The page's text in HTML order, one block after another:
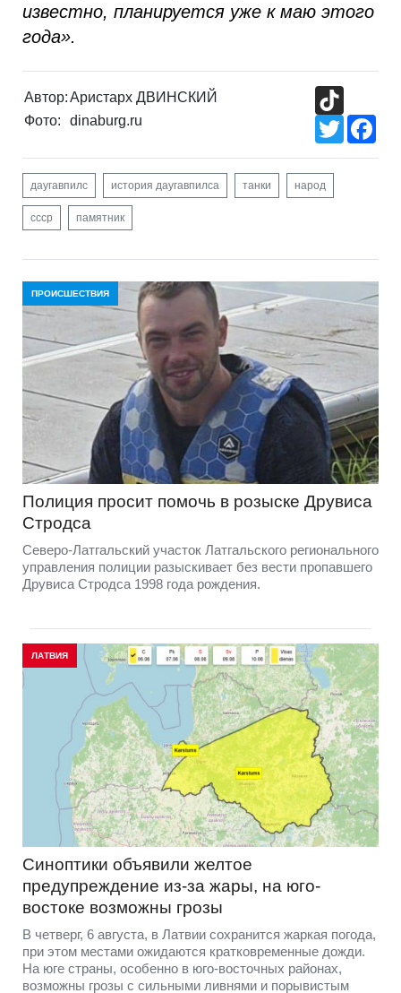
известно, планируется уже к маю этого
года».
Автор:Аристарх ДВИНСКИЙ
Фото:
dinaburg.ru
Twitter
даугавпилс история даугавпилса танки народ
ссср памятник
ПРОИСШЕСТВИЯ
Полиция просит помочь в розыске Друвиса
Стродса
Северо-Латгальский участок Латгальского регионального
управления полиции разыскивает без вести пропавшего
Друвиса Стродса 1998 года рождения.
ЛАТВИЯ
Синоптики объявили желтое
предупреждение из-за жары, на юго-
востоке возможны грозы
В четверг, 6 августа, в Латвии сохранится жаркая погода,
при этом местами ожидаются кратковременные дожди.
На юге страны, особенно в юго-восточных районах,
возможны грозы с сильными ливнями и порывистым